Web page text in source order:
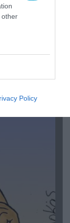
other
Policy
στην